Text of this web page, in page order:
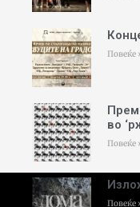
Повеќе
во
Повеќе
Повеќе